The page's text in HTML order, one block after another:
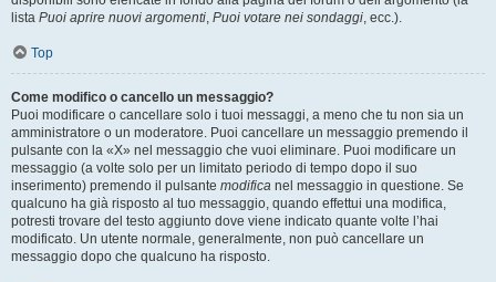
lista Puoi aprire nuovi argomenti, Puoi votare nei sondaggi, ecc.).
Top
Come modifico o cancello un messaggio?
Puoi modificare o cancellare solo i tuoi messaggi, a meno che tu non sia un
amministratore o un moderatore. Puoi cancellare un messaggio premendo il
pulsante con la «X» nel messaggio che vuoi eliminare. Puoi modificare un
messaggio (a volte solo per un limitato periodo di tempo dopo il suo
inserimento) premendo il pulsante modifica nel messaggio in questione. Se
qualcuno ha già risposto al tuo messaggio, quando effettui una modifica,
potresti trovare del testo aggiunto dove viene indicato quante volte l’hai
modificato. Un utente normale, generalmente, non può cancellare un
messaggio dopo che qualcuno ha risposto.